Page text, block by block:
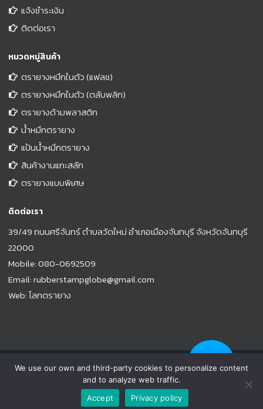
แจ้งชำระเงิน
ติดต่อเรา
หมวดหมู่สินค้า
ตรายางหมึกในตัว (แฟลช)
ตรายางหมึกในตัว (ตลับพลิก)
ตรายางด้ามพลาสติก
น้ำหมึกตรายาง
แป้นน้ำหมึกตรายาง
สินค้างานแกะสลัก
ตรายางแบบพิเศษ
ติดต่อเรา
39/49 ถนนศรีจันทร์ ตำบลวัดใหม่ อำเภอเมืองจันทบุรี จังหวัดจันทบุรี
22000
Mobile:080-0692509
Email:rubberstampglobe@gmail.com
Web:โลกตรายาง
Reserved
FacebookEmailPhoneYouTube
Line
We use our own and third-party cookies to personalize content
and to analyze web traffic.
Accept
Privacy policy